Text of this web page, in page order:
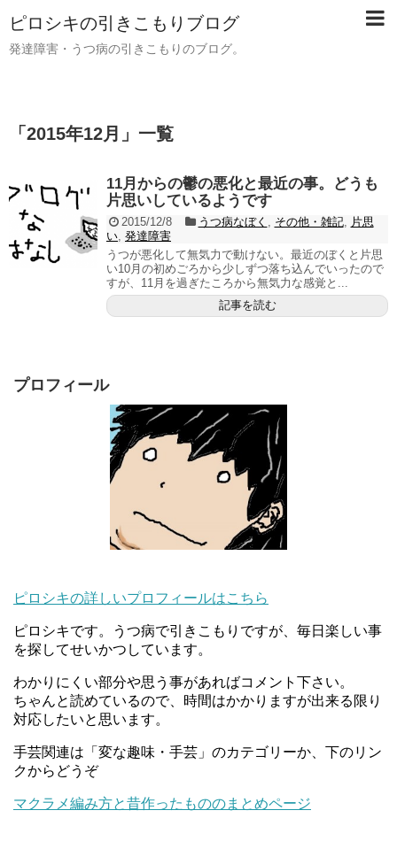
ピロシキの引きこもりブログ
発達障害・うつ病の引きこもりのブログ。
「 2015年12月 」 一覧
11月からの鬱の悪化と最近の事。どうも
片思いしているようです
2015/12/8 うつ病なぼく その他・雑記,
片思
い 発達障害
うつが悪化して無気力で動けない。最近のぼくと片思
い10月の初めごろから少しずつ落ち込んでいったので
すが、11月を過ぎたころから無気力な感覚と...
記事を読む
プロフィール
ピロシキの詳しいプロフィールはこちら
ピロシキです。うつ病で引きこもりですが、毎日楽しい事
を探してせいかつしています。
わかりにくい部分や思う事があればコメント下さい。
ちゃんと読めているので、時間はかかりますが出来る限り
対応したいと思います。
手芸関連は「変な趣味・手芸」のカテゴリーか、下のリン
クからどうぞ
マクラメ編み方と昔作ったもののまとめページ